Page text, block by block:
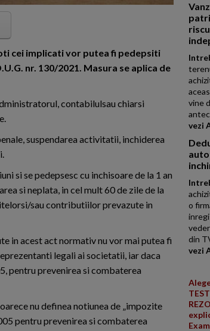
cei implicati vor putea fi pedepsiti
nr. 130/2021. Masura se aplica de
contabilulsau chiarsi
suspendarea activitatii, inchiderea
si se pedepsesc cu inchisoare de la 1 an
si neplata, in cel mult 60 de zile de la
sau contributiilor prevazute in
in acest act normativ nu vor mai putea fi
legali ai societatii, iar daca
pentru prevenirea si combaterea
nu definea notiunea de „impozite
pentru prevenirea si combaterea
vine
vezi
o
din
vezi